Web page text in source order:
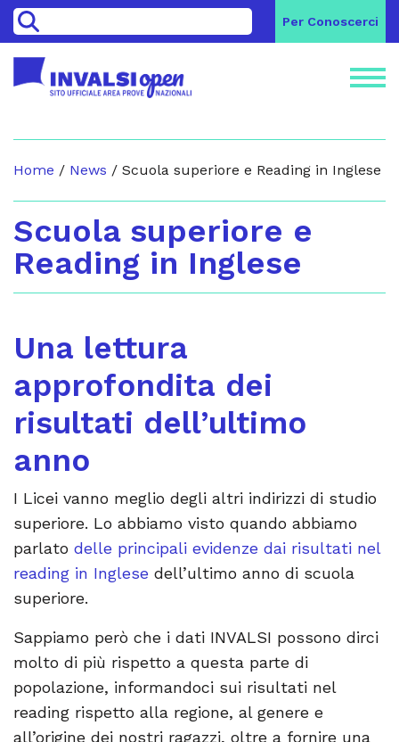
> Per Conoscerci
Home / News / Scuola superiore e Reading in Inglese
Scuola superiore e
Reading in Inglese
Una lettura
approfondita dei
risultati dell’ultimo
anno
I Licei vanno meglio degli altri indirizzi di studio
superiore. Lo abbiamo visto quando abbiamo
parlato delle principali evidenze dai risultati nel
reading in Inglese dell’ultimo anno di scuola
superiore.
Sappiamo però che i dati INVALSI possono dirci
molto di più rispetto a questa parte di
popolazione, informandoci sui risultati nel
reading rispetto alla regione, al genere e
all’origine dei nostri ragazzi, oltre a fornire una